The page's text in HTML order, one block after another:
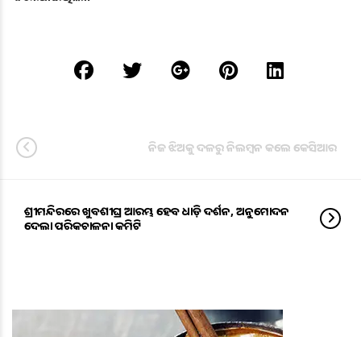
ନିଜ ଝିଅକୁ ଦଳରୁ ନିଲମ୍ବନ କଲେ କେସିଆର
ଶ୍ରୀମନ୍ଦିରରେ ଖୁବଶୀଘ୍ର ଆରମ୍ଭ ହେବ ଧାଡ଼ି ଦର୍ଶନ, ଅନୁମୋଦନ
ଦେଲା ପରିକଚାଳନା କମିଟି